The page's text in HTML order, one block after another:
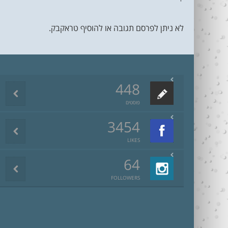
לא ניתן לפרסם תגובה או להוסיף טראקבק.
448
פוסטים
3454
LIKES
64
FOLLOWERS